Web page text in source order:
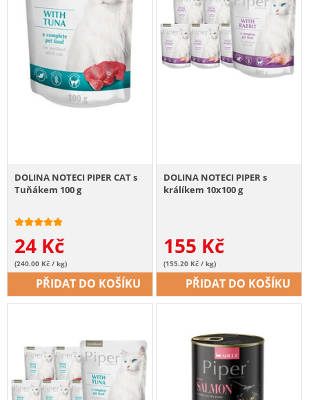
DOLINA NOTECI PIPER CAT s
Tuňákem 100 g
24 Kč
(240.00 Kč / kg)
PŘIDAT DO KOŠÍKU
DOLINA NOTECI PIPER s
králíkem 10x100 g
155 Kč
(155.20 Kč / kg)
PŘIDAT DO KOŠÍKU